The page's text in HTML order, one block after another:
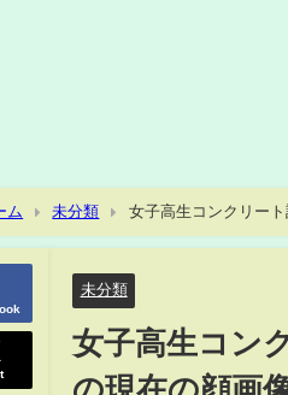
ム 未分類
女子高生コンクリー
についても
未分類
女子高生コン